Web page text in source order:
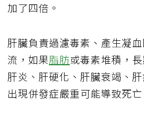
加了四倍。
肝臟負責過濾毒素、產生凝
流，如果脂肪或毒素堆積，
肝炎、肝硬化、肝臟衰竭、
出現併發症嚴重可能導致死亡